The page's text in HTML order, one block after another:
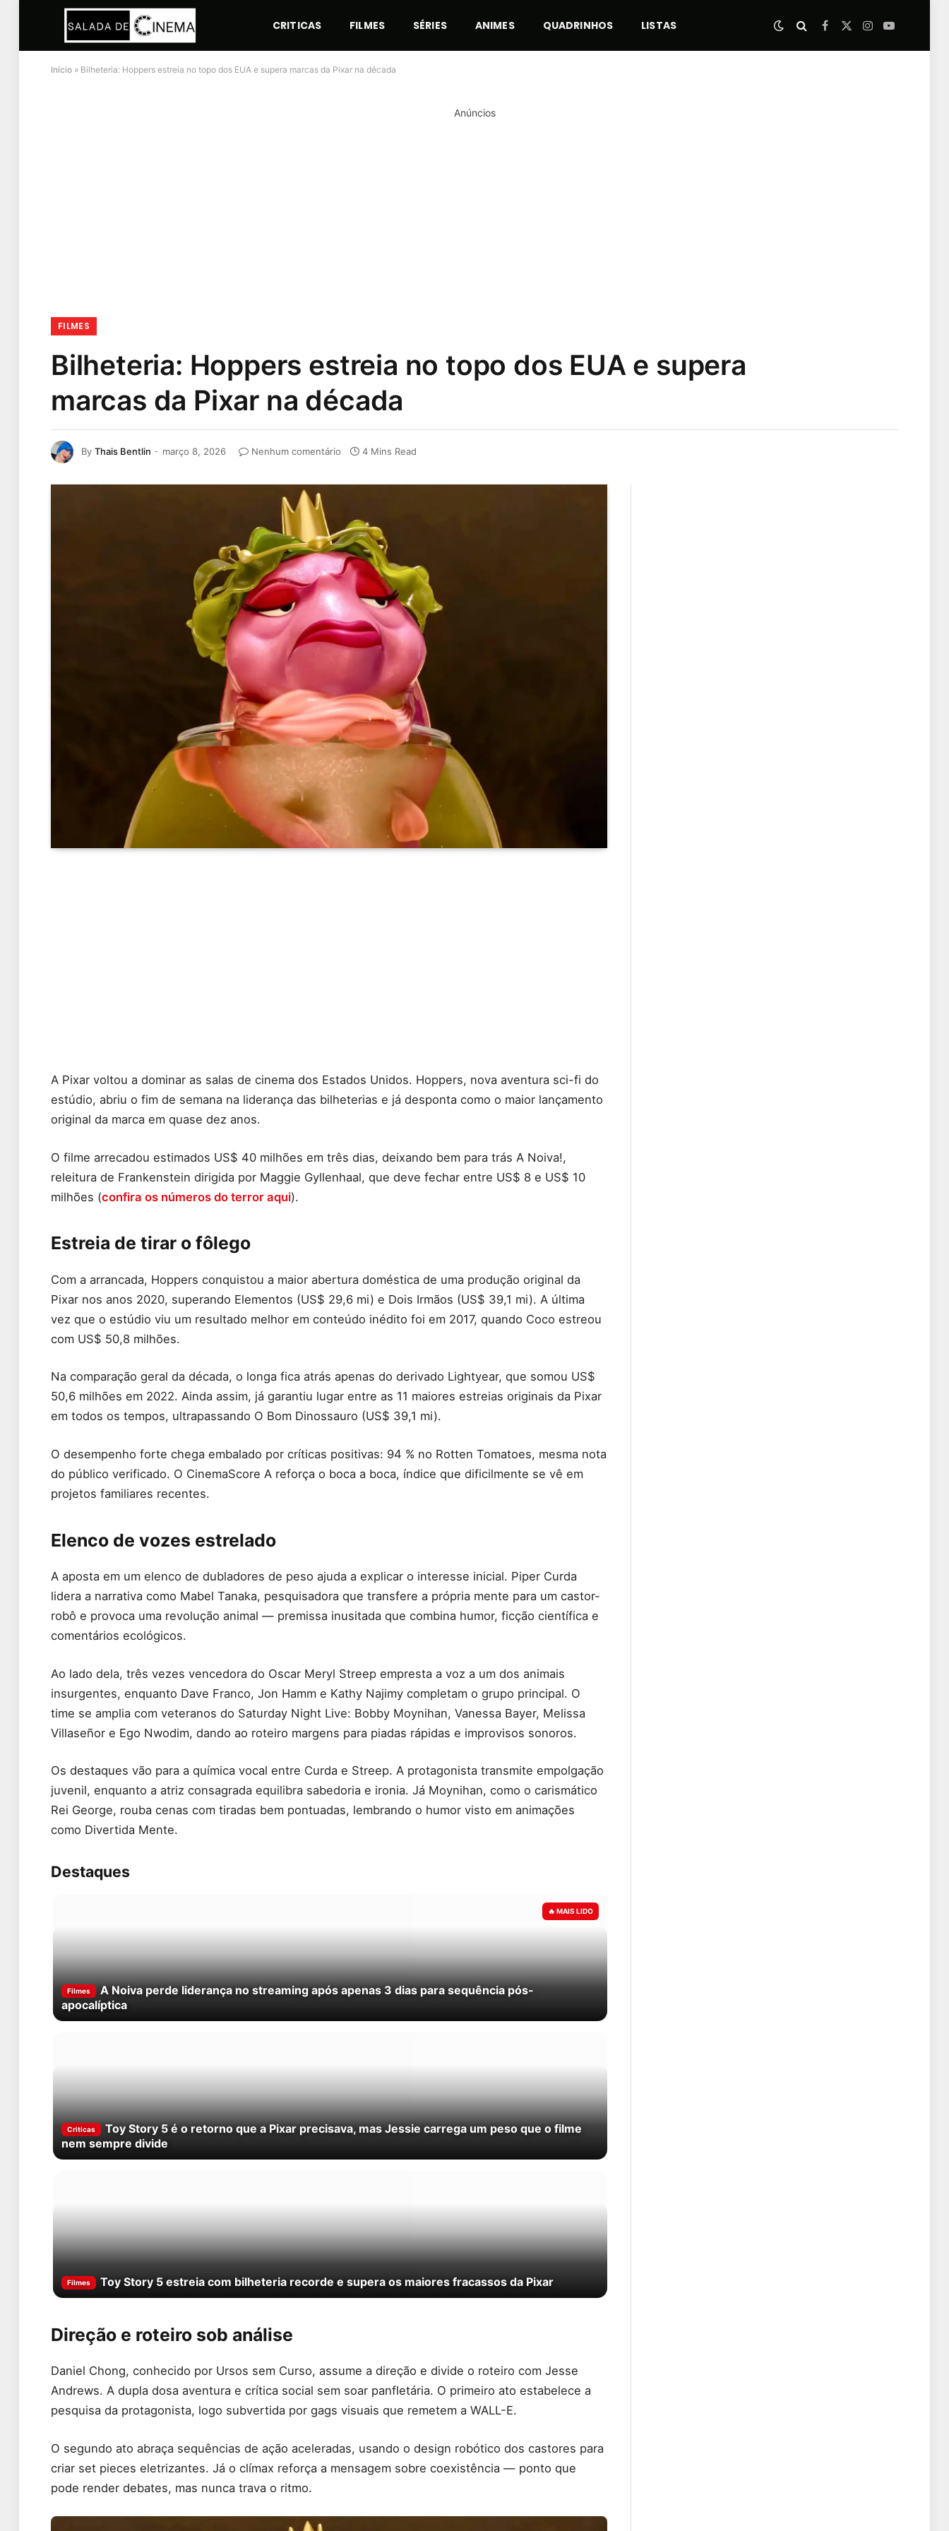
CRITICAS FILMES SÉRIES ANIMES QUADRINHOS LISTAS Facebook
X
Instagram
YouTube
Início » Bilheteria: Hoppers estreia no topo dos EUA e supera marcas da Pixar na década
Anúncios
FILMES
Bilheteria: Hoppers estreia no topo dos EUA e supera
marcas da Pixar na década
By Thais Bentlin março 8, 2026 Nenhum comentário 4 Mins Read
A Pixar voltou a dominar as salas de cinema dos Estados Unidos. Hoppers, nova aventura sci-fi do
estúdio, abriu o fim de semana na liderança das bilheterias e já desponta como o maior lançamento
original da marca em quase dez anos.
O filme arrecadou estimados US$ 40 milhões em três dias, deixando bem para trás A Noiva!,
releitura de Frankenstein dirigida por Maggie Gyllenhaal, que deve fechar entre US$ 8 e US$ 10
milhões (confira os números do terror aqui).
Estreia de tirar o fôlego
Com a arrancada, Hoppers conquistou a maior abertura doméstica de uma produção original da
Pixar nos anos 2020, superando Elementos (US$ 29,6 mi) e Dois Irmãos (US$ 39,1 mi). A última
vez que o estúdio viu um resultado melhor em conteúdo inédito foi em 2017, quando Coco estreou
com US$ 50,8 milhões.
Na comparação geral da década, o longa fica atrás apenas do derivado Lightyear, que somou US$
50,6 milhões em 2022. Ainda assim, já garantiu lugar entre as 11 maiores estreias originais da Pixar
em todos os tempos, ultrapassando O Bom Dinossauro (US$ 39,1 mi).
O desempenho forte chega embalado por críticas positivas: 94 % no Rotten Tomatoes, mesma nota
do público verificado. O CinemaScore A reforça o boca a boca, índice que dificilmente se vê em
projetos familiares recentes.
Elenco de vozes estrelado
A aposta em um elenco de dubladores de peso ajuda a explicar o interesse inicial. Piper Curda
lidera a narrativa como Mabel Tanaka, pesquisadora que transfere a própria mente para um castor-
robô e provoca uma revolução animal — premissa inusitada que combina humor, ficção científica e
comentários ecológicos.
Ao lado dela, três vezes vencedora do Oscar Meryl Streep empresta a voz a um dos animais
insurgentes, enquanto Dave Franco, Jon Hamm e Kathy Najimy completam o grupo principal. O
time se amplia com veteranos do Saturday Night Live: Bobby Moynihan, Vanessa Bayer, Melissa
Villaseñor e Ego Nwodim, dando ao roteiro margens para piadas rápidas e improvisos sonoros.
Os destaques vão para a química vocal entre Curda e Streep. A protagonista transmite empolgação
juvenil, enquanto a atriz consagrada equilibra sabedoria e ironia. Já Moynihan, como o carismático
Rei George, rouba cenas com tiradas bem pontuadas, lembrando o humor visto em animações
como Divertida Mente.
Destaques
Filmes
A Noiva perde liderança no streaming após apenas 3 dias para sequência pós-
apocalíptica
Criticas
Toy Story 5 é o retorno que a Pixar precisava, mas Jessie carrega um peso que o filme
nem sempre divide
Filmes Toy Story 5 estreia com bilheteria recorde e supera os maiores fracassos da Pixar
Direção e roteiro sob análise
Daniel Chong, conhecido por Ursos sem Curso, assume a direção e divide o roteiro com Jesse
Andrews. A dupla dosa aventura e crítica social sem soar panfletária. O primeiro ato estabelece a
pesquisa da protagonista, logo subvertida por gags visuais que remetem a WALL-E.
O segundo ato abraça sequências de ação aceleradas, usando o design robótico dos castores para
criar set pieces eletrizantes. Já o clímax reforça a mensagem sobre coexistência — ponto que
pode render debates, mas nunca trava o ritmo.